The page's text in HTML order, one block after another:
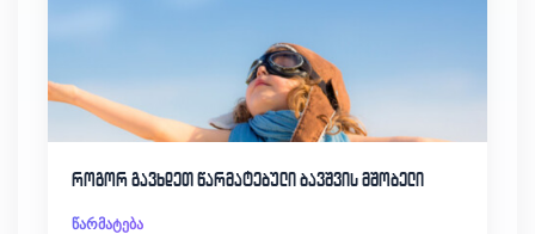
როგორ გავხდეთ წარმატებული ბავშვის მშობელი
წარმატება